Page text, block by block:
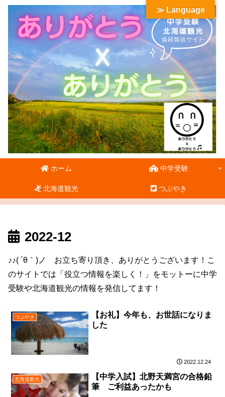
ホーム 中学受験
北海道観光 つぶやき
2022-12
♪♪( ´θ｀)ノ お立ち寄り頂き、ありがとうございます！こ
のサイトでは「役立つ情報を楽しく！」をモットーに中学
受験や北海道観光の情報を発信してます！
つぶやき
【お礼】今年も、お世話になりま
した
2022.12.24
北海道観光
【中学入試】北野天満宮の合格鉛
筆 ご利益あったかも
≫ Language